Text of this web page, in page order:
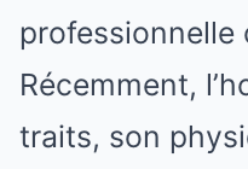
professionnelle
Récemment,
traits, son